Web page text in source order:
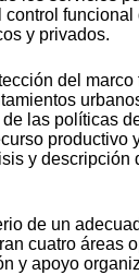
funcional
y privados.
del
las políticas
productivo
y descripción
de un
cuatro áreas
y apoyo